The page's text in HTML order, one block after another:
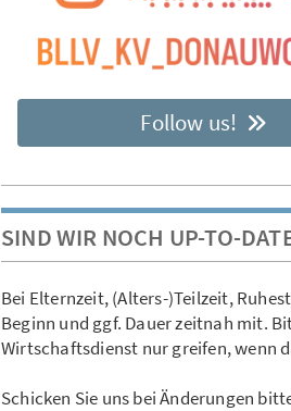
Follow us!
SIND WIR NOCH UP-TO-
Bei Elternzeit, (Alters-)Teilzeit,
Beginn und ggf. Dauer zeitnah mit.
Wirtschaftsdienst nur greifen, wenn
Schicken Sie uns bei Änderungen